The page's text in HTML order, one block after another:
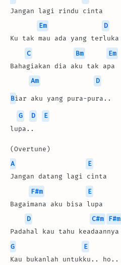
Jangan lagi rindu cinta
Em
D
Ku tak mau ada yang terluka
C
Bm
Em
Bahagiakan dia aku tak apa
Am
D
Biar aku yang pura-pura..
G D
E
lupa..
(Overtune)
A
E
Jangan datang lagi cinta
F#m
E
Bagaimana aku bisa lupa
D
C#m
F#m
Padahal kau tahu keadaannya
G
E
Kau bukanlah untukku.. ho..